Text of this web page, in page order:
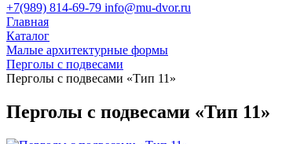
+7(989) 814-69-79 info@mu-dvor.ru
Главная
Каталог
Малые архитектурные формы
Перголы с подвесами
Перголы с подвесами «Тип 11»
Перголы с подвесами «Тип 11»